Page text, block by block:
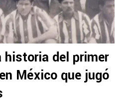
del primer
México que jugó